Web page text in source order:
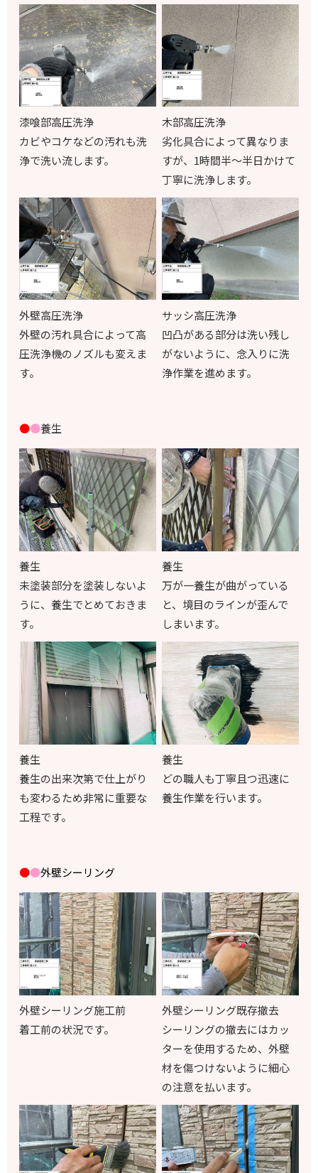
漆喰部高圧洗浄
カビやコケなどの汚れも洗
浄で洗い流します。
木部高圧洗浄
劣化具合によって異なりま
すが、 1時間半～半日かけて
丁寧に洗浄します。
外壁高圧洗浄
外壁の汚れ具合によって高
圧洗浄機のノズルも変えま
す。
サッシ高圧洗浄
凹凸がある部分は洗い残し
がないように、念入りに洗
浄作業を進めます。
●●養生
養生
未塗装部分を塗装しないよ
うに、養生でとめておきま
す。
養生
万が一養生が曲がっている
と、境目のラインが歪んで
しまいます。
養生
養生の出来次第で仕上がり
も変わるため非常に重要な
工程です。
養生
どの職人も丁寧且つ迅速に
養生作業を行います。
●●外壁シーリング
外壁シーリング施工前
着工前の状況です。
外壁シーリング既存撤去
シーリングの撤去にはカッ
ターを使用するため、外壁
材を傷つけないように細心
の注意を払います。